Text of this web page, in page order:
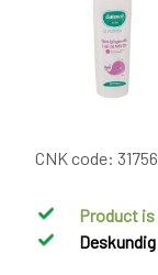
CNK code:
Product